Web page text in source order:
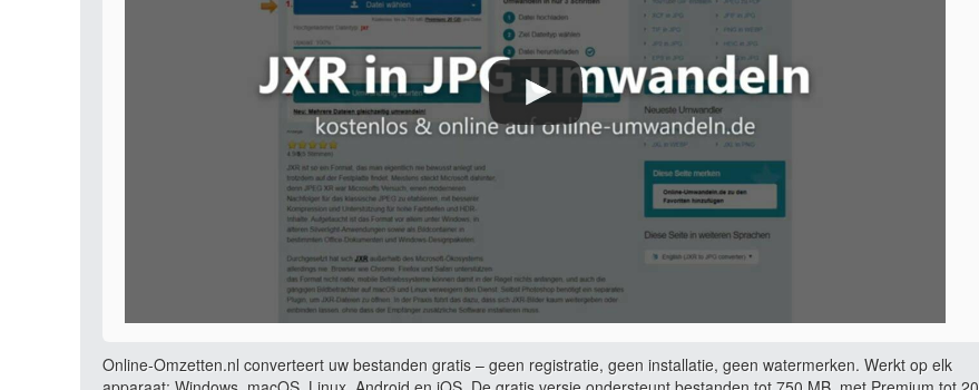
Online-Omzetten.nl converteert uw bestanden gratis – geen registratie, geen installatie, geen watermerken. Werkt op elk